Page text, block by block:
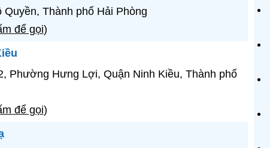
Thành phố Hải Phòng
để gọi)
Phường Hưng Lợi, Quận Ninh Kiều, Thành phố
để gọi)